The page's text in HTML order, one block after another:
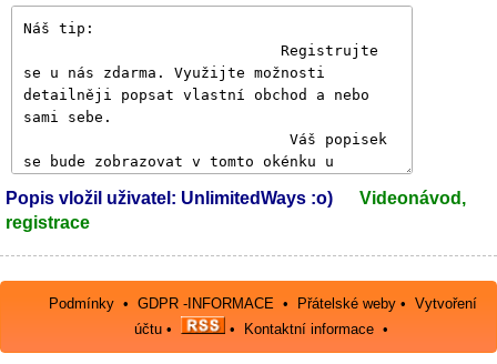
Popis vložil uživatel: UnlimitedWays :o)
Videonávod,
registrace
Podmínky •GDPR -INFORMACE • Přátelské weby •Vytvoření
účtu• • Kontaktní informace•